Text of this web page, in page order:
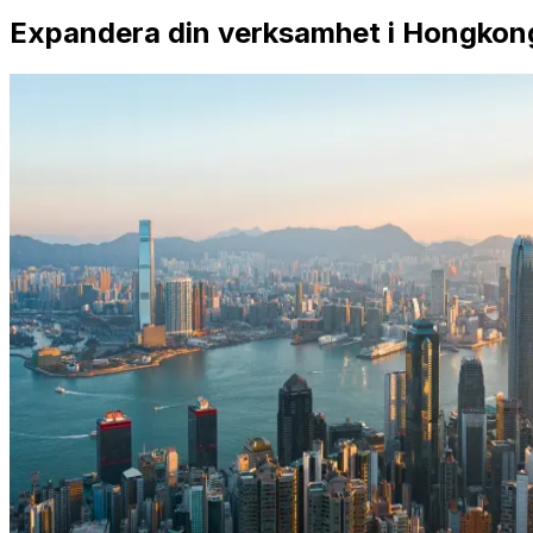
Expandera din verksamhet i